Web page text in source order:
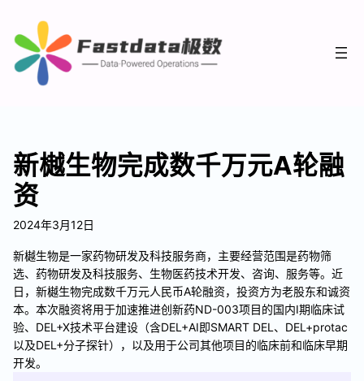
新樾生物完成数千万元A轮融
资
2024年3月12日
新樾生物是一家药物研发及科技服务商，主要经营范围是药物筛
选、药物研发及科技服务、生物医药技术开发、咨询、服务等。近
日，新樾生物完成数千万元人民币A轮融资，投资方为老股东和诚资
本。本次融资将用于加速推进创新药ND-003项目的国内I期临床试
验、DEL+X技术平台建设（含DEL+AI即SMART DEL、DEL+protac
以及DEL+分子探针），以及用于公司其他项目的临床前和临床早期
开发。